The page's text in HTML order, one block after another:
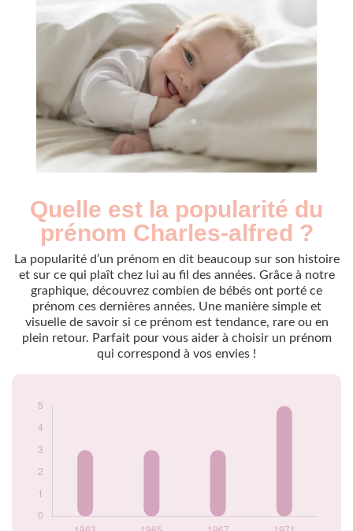
Quelle est la popularité du
prénom Charles-alfred ?
La popularité d’un prénom en dit beaucoup sur son histoire
et sur ce qui plaît chez lui au fil des années. Grâce à notre
graphique, découvrez combien de bébés ont porté ce
prénom ces dernières années. Une manière simple et
visuelle de savoir si ce prénom est tendance, rare ou en
plein retour. Parfait pour vous aider à choisir un prénom
qui correspond à vos envies !
Popularité du
prénom Charles-
alfred par année
Année
Nouveaux-
nés
3
1965
3
1967
3
1971
5